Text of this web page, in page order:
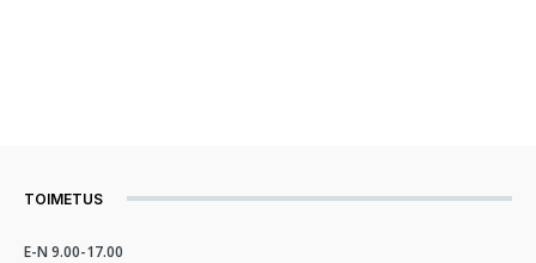
TOIMETUS
E-N 9.00-17.00